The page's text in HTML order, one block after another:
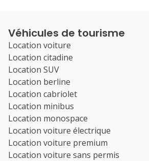
Véhicules de tourisme
Location voiture
Location citadine
Location SUV
Location berline
Location cabriolet
Location minibus
Location monospace
Location voiture électrique
Location voiture premium
Location voiture sans permis